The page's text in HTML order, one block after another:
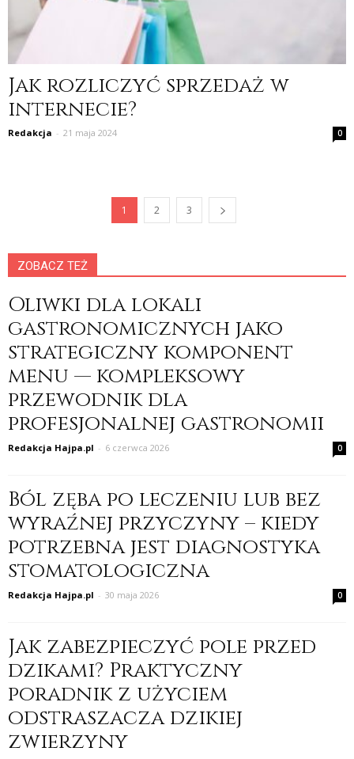
Jak rozliczyć sprzedaż w
internecie?
Redakcja - 21 maja 2024 0
1 2 3
ZOBACZ TEŻ
Oliwki dla lokali
gastronomicznych jako
strategiczny komponent
menu — kompleksowy
przewodnik dla
profesjonalnej gastronomii
Redakcja Hajpa.pl - 6 czerwca 2026 0
Ból zęba po leczeniu lub bez
wyraźnej przyczyny – kiedy
potrzebna jest diagnostyka
stomatologiczna
Redakcja Hajpa.pl - 30 maja 2026 0
Jak zabezpieczyć pole przed
dzikami? Praktyczny
poradnik z użyciem
odstraszacza dzikiej
zwierzyny